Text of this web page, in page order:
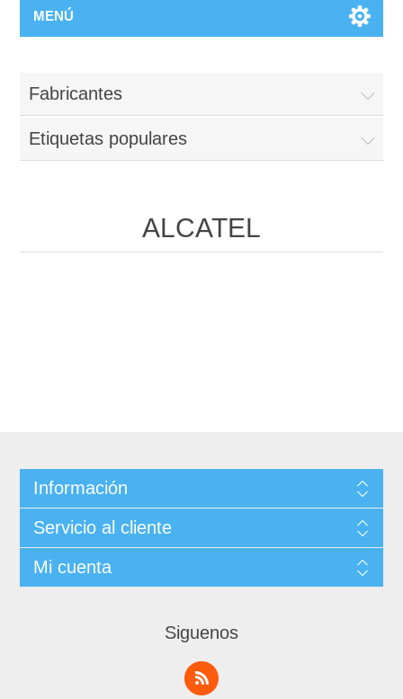
MENÚ
Fabricantes
Etiquetas populares
ALCATEL
Información
Servicio al cliente
Mi cuenta
Siguenos